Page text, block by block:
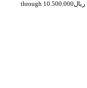
Price range: ریال10.500.000 through